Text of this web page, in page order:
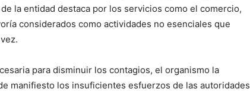
la entidad destaca por los servicios como el comercio,
considerados como actividades no esenciales que
para disminuir los contagios, el organismo la
manifiesto los insuficientes esfuerzos de las autoridades